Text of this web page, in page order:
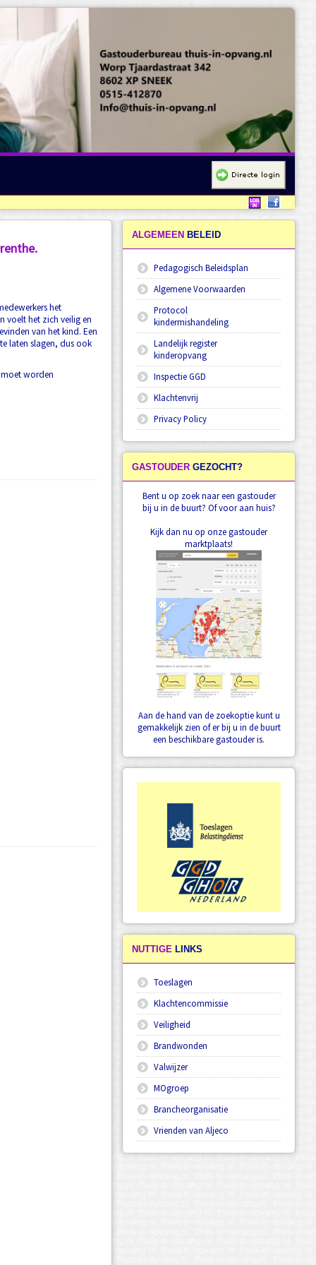
het
voelt het zich veilig en
van het kind. Een
laten slagen, dus ook
worden
ALGEMEEN BELEID
Pedagogisch Beleidsplan
Algemene Voorwaarden
Protocol
kindermishandeling
Landelijk register
kinderopvang
Inspectie GGD
Klachtenvrij
Privacy Policy
GASTOUDER GEZOCHT?
Bent u op zoek naar een gastouder
bij u in de buurt? Of voor aan huis?
Kijk dan nu op onze gastouder
marktplaats!
Aan de hand van de zoekoptie kunt u
gemakkelijk zien of er bij u in de buurt
een beschikbare gastouder is.
NUTTIGE LINKS
Toeslagen
Klachtencommissie
Veiligheid
Brandwonden
Valwijzer
MOgroep
Brancheorganisatie
Vrienden van Aljeco